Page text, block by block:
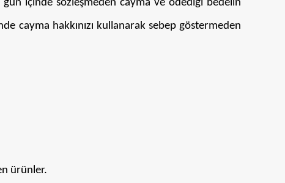
içinde sözleşmeden cayma ve ödediği bedelin
cayma hakkınızı kullanarak sebep göstermeden
ürünler.